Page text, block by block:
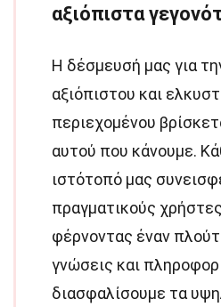
αξιόπιστα
Η δέσμευσή μας για
αξιόπιστου και
περιεχομένου
αυτού που κάνουμε.
ιστότοπό μας
πραγματικούς
φέρνοντας έναν
γνώσεις και
διασφαλίσουμε τα